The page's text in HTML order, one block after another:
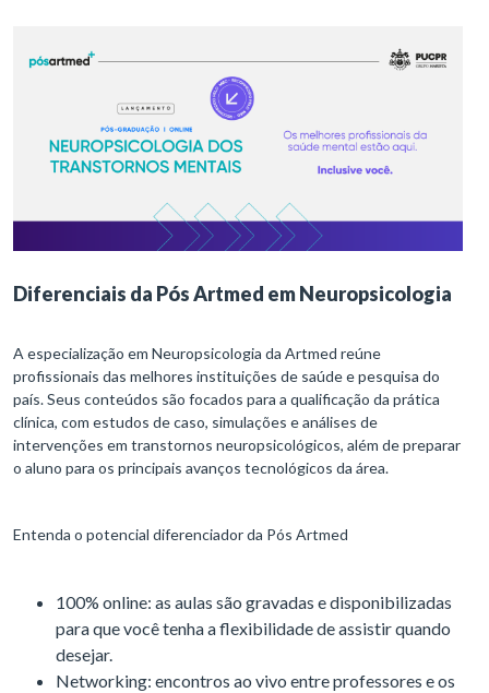
Diferenciais da Pós Artmed em Neuropsicologia
A especialização em Neuropsicologia da Artmed reúne
profissionais das melhores instituições de saúde e pesquisa do
país. Seus conteúdos são focados para a qualificação da prática
clínica, com estudos de caso, simulações e análises de
intervenções em transtornos neuropsicológicos, além de preparar
o aluno para os principais avanços tecnológicos da área.
Entenda o potencial diferenciador da Pós Artmed
100% online: as aulas são gravadas e disponibilizadas
para que você tenha a flexibilidade de assistir quando
desejar.
Networking: encontros ao vivo entre professores e os